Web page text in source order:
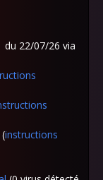
du 22/07/26 via
instructions